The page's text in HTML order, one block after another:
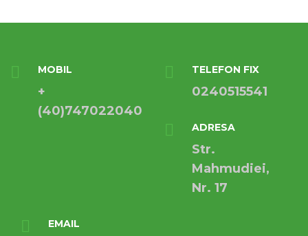
MOBIL
+
(40)747022040
TELEFON FIX
0240515541
ADRESA
Str.
Mahmudiei,
Nr. 17
EMAIL